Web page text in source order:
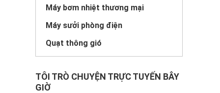
Máy bơm nhiệt thương mại
Máy sưởi phòng điện
Quạt thông gió
TÔI TRÒ CHUYỆN TRỰC TUYẾN BÂY
GIỜ